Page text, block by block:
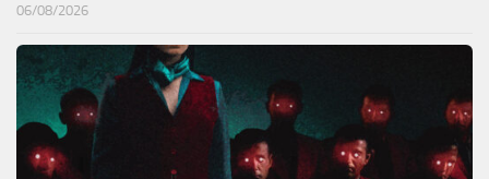
06/08/2026